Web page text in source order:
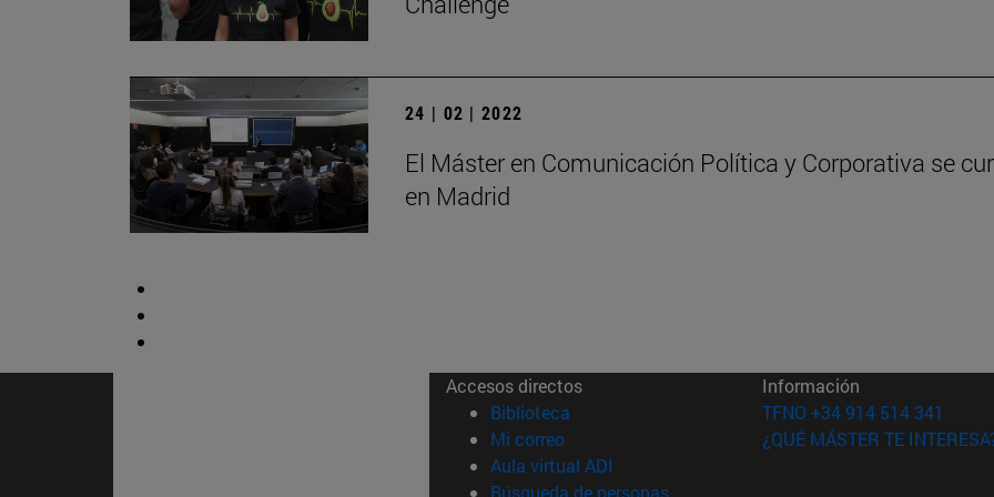
24 | 02 | 2022
El Máster en Comunicación Política y Corporativa se
en Madrid
Accesos directos
Biblioteca (abre en nueva ventana)
Mi correo(abre en nueva ventana)
Aula virtual ADI
Búsqueda de personas(abre en nueva ventana)
Información
TFNO +34 914 514 341
¿QUÉ MÁSTER TE